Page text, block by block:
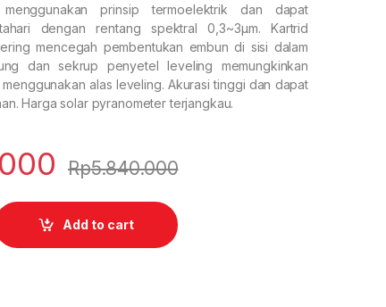
prinsip termoelektrik dan dapat
dengan rentang spektral 0,3~3μm. Kartrid
mencegah pembentukan embun di sisi dalam
dan sekrup penyetel leveling memungkinkan
alas leveling. Akurasi tinggi dan dapat
Harga solar pyranometer terjangkau.
Rp5.840.000
Add to cart